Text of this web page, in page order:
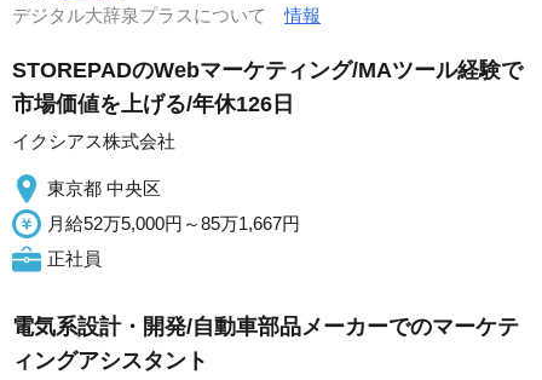
デジタル大辞泉プラスについて情報
STOREPADのWebマーケティング/MAツール経験で
市場価値を上げる/年休126日
イクシアス株式会社
東京都 中央区
月給52万5,000円～85万1,667円
正社員
電気系設計・開発/自動車部品メーカーでのマーケテ
ィングアシスタント